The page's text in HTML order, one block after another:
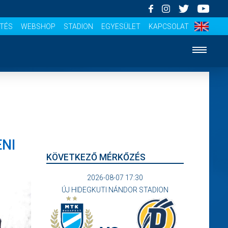
WEBSHOP STADION EGYESÜLET KAPCSOLAT
KÖVETKEZŐ MÉRKŐZÉS
2026-08-07 17:30
ÚJ HIDEGKUTI NÁNDOR STADION